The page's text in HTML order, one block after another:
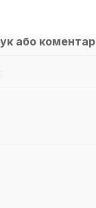
або коментар